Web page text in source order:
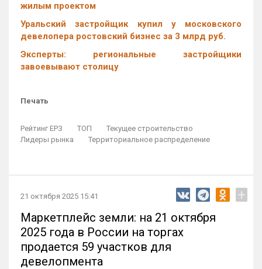
жилым проектом
Уральский застройщик купил у московского
девелопера ростовский бизнес за 3 млрд руб.
Эксперты: региональные застройщики
завоевывают столицу
Печать
Рейтинг ЕРЗ ТОП
Текущее строительство
Лидеры рынка
Территориальное распределение
21 октября 2025 15:41 +
Маркетплейс земли: на 21 октября
2025 года в России на торгах
продается 59 участков для
девелопмента